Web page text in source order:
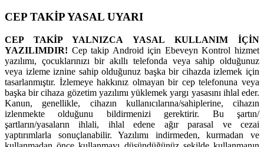
CEP TAKİP YASAL UYARI
CEP TAKİP YALNIZCA YASAL KULLANIM İÇİN
YAZILIMDIR! Cep takip Android için Ebeveyn Kontrol hizmet
yazılımı, çocuklarınızı bir akıllı telefonda veya sahip olduğunuz
veya izleme iznine sahip olduğunuz başka bir cihazda izlemek için
tasarlanmıştır. İzlemeye hakkınız olmayan bir cep telefonuna veya
başka bir cihaza gözetim yazılımı yüklemek yargı yasasını ihlal eder.
Kanun, genellikle, cihazın kullanıcılarına/sahiplerine, cihazın
izlenmekte olduğunu bildirmenizi gerektirir. Bu şartın/
şartların/yasaların ihlali, ihlal edene ağır parasal ve cezai
yaptırımlarla sonuçlanabilir. Yazılımı indirmeden, kurmadan ve